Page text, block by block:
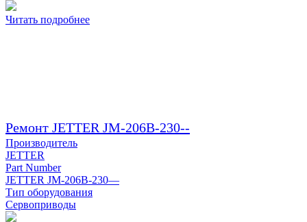
Читать подробнее
Ремонт JETTER JM-206B-230--
Производитель
JETTER
Part Number
JETTER JM-206B-230—
Тип оборудования
Сервоприводы